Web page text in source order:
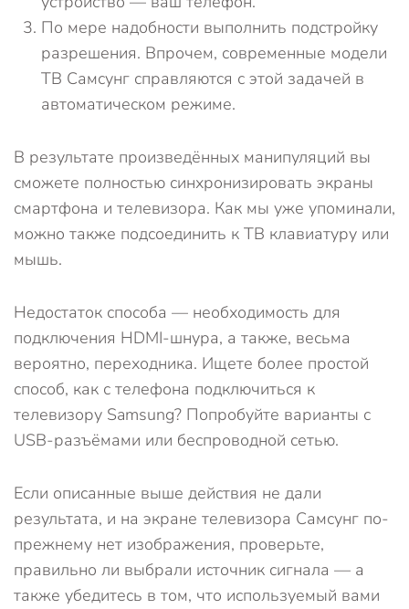
По мере надобности выполнить подстройку
разрешения. Впрочем, современные модели
ТВ Самсунг справляются с этой задачей в
автоматическом режиме.
В результате произведённых манипуляций вы
сможете полностью синхронизировать экраны
смартфона и телевизора. Как мы уже упоминали,
можно также подсоединить к ТВ клавиатуру или
мышь.
Недостаток способа — необходимость для
подключения HDMI-шнура, а также, весьма
вероятно, переходника. Ищете более простой
способ, как с телефона подключиться к
телевизору Samsung? Попробуйте варианты с
USB-разъёмами или беспроводной сетью.
Если описанные выше действия не дали
результата, и на экране телевизора Самсунг по-
прежнему нет изображения, проверьте,
правильно ли выбрали источник сигнала — а
также убедитесь в том, что используемый вами